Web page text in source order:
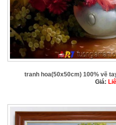
tranh hoa(50x50cm) 100% vẽ
Giá: